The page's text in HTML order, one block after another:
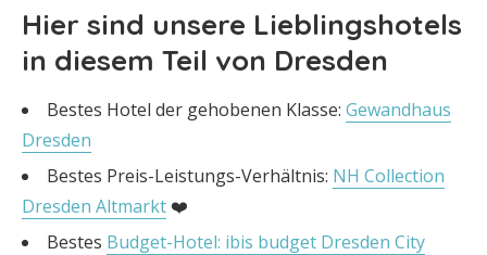
Hier sind unsere Lieblingshotels
in diesem Teil von Dresden
Bestes Hotel der gehobenen Klasse: Gewandhaus
Dresden
Bestes Preis-Leistungs-Verhältnis: NH Collection
Dresden Altmarkt ❤️
Bestes Budget-Hotel: ibis budget Dresden City